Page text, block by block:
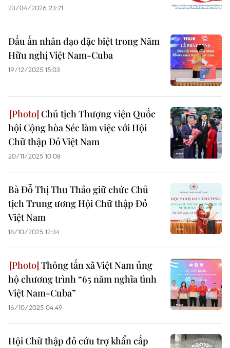
23/04/2026 23:21
Dấu ấn nhân đạo đặc biệt trong Năm
Hữu nghị Việt Nam-Cuba
19/12/2025 15:03
Chủ tịch Thượng viện Quốc
hội Cộng hòa Séc làm việc với Hội
Chữ thập Đỏ Việt Nam
20/11/2025 10:08
Bà Đỗ Thị Thu Thảo giữ chức Chủ
tịch Trung ương Hội Chữ thập Đỏ
Việt Nam
18/10/2025 12:34
Thông tấn xã Việt Nam ủng
hộ chương trình “65 năm nghĩa tình
Việt Nam-Cuba”
16/10/2025 04:49
Hội Chữ thập đỏ cứu trợ khẩn cấp